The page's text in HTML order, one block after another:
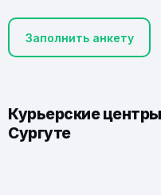
Заполнить анкету
Курьерские
Сургуте